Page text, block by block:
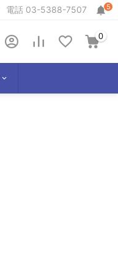
5
電話 03-5388-7507
0